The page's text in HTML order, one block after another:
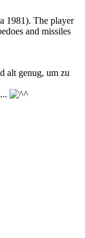
1981). The player
and missiles
alt genug, um zu